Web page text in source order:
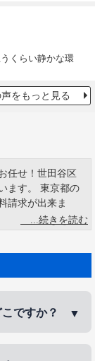
くらい静かな環
をもっと見る
任せ！世田谷区
ます。 東京都の
請求が出来ま
線が横断する千
は世田谷区でも
広がっている。
区を走り三軒茶
ですか？